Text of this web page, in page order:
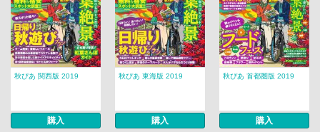
秋ぴあ 関西版 2019
購入
秋ぴあ 東海版 2019
購入
秋ぴあ 首都圏版 2019
購入